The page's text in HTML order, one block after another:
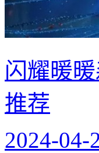
闪耀暖
推荐
2024-04-